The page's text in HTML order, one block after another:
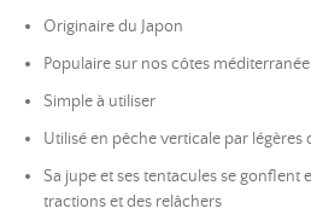
Originaire du Japon
Populaire sur nos côtes
Simple à utiliser
Utilisé en pêche verticale par
Sa jupe et ses tentacules se gonflent
tractions et des relâchers